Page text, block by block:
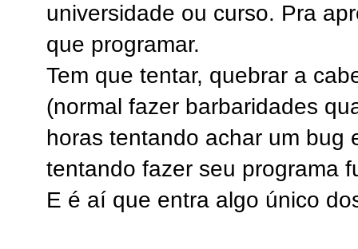
universidade ou curso. Pra
que programar.
Tem que tentar, quebrar a
(normal fazer barbaridades
horas tentando achar um bug
tentando fazer seu programa
E é aí que entra algo único